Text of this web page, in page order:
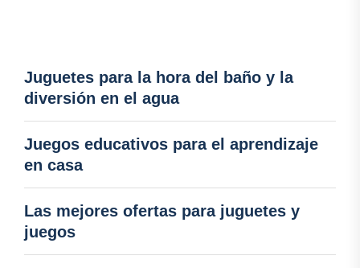
Juguetes para la hora del baño y la
diversión en el agua
Juegos educativos para el aprendizaje
en casa
Las mejores ofertas para juguetes y
juegos